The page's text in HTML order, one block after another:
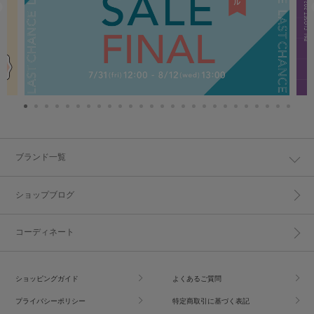
ブランド一覧
ショップブログ
コーディネート
ショッピングガイド よくあるご質問
プライバシーポリシー 特定商取引に基づく表記